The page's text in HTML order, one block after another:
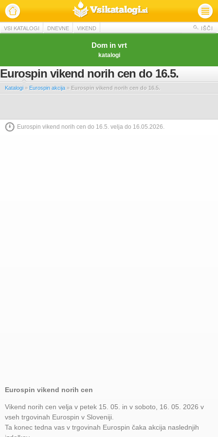
VSI KATALOGI DNEVNE VIKEND IŠČI
Dom in vrt
katalogi
Eurospin vikend norih cen do 16.5.
Katalogi » Eurospin akcija » Eurospin vikend norih cen do 16.5.
Eurospin vikend norih cen do 16.5. velja do 16.05.2026.
Eurospin vikend norih cen
Vikend norih cen velja v petek 15. 05. in v soboto, 16. 05. 2026 v
vseh trgovinah Eurospin v Sloveniji.
Ta konec tedna vas v trgovinah Eurospin čaka akcija naslednjih